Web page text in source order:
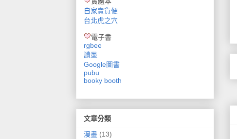
自家賣貨便
台北虎之穴
電子書
rgbee
讀墨
Google圖書
pubu
booky booth
文章分類
漫畫 (13)